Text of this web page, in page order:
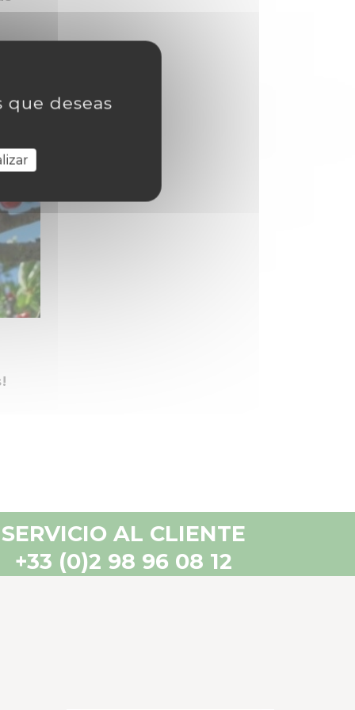
SERVICIO AL CLIENTE
+33 (0)2 98 96 08 12
que deseas